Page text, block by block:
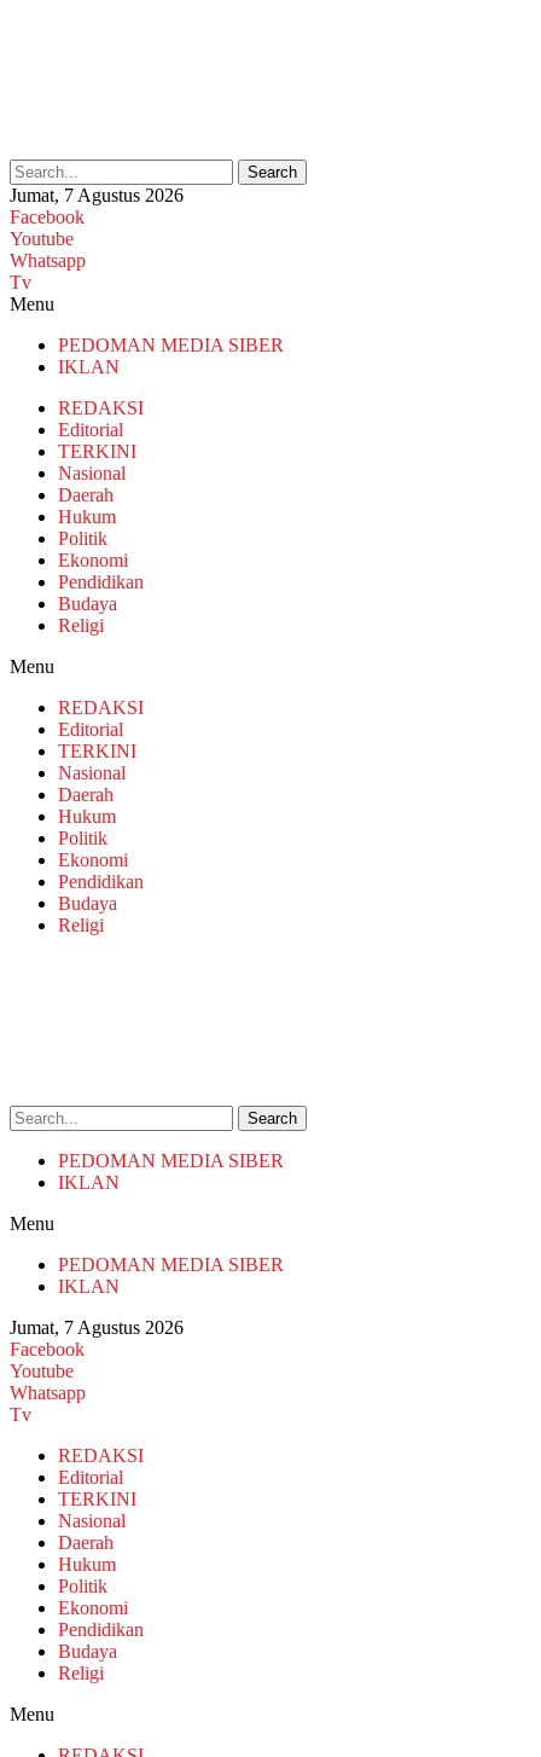
Search
Jumat, 7 Agustus 2026
Facebook
Youtube
Whatsapp
Tv
Menu
PEDOMAN MEDIA SIBER
IKLAN
REDAKSI
Editorial
TERKINI
Nasional
Daerah
Hukum
Politik
Ekonomi
Pendidikan
Budaya
Religi
Menu
REDAKSI
Editorial
TERKINI
Nasional
Daerah
Hukum
Politik
Ekonomi
Pendidikan
Budaya
Religi
Search
PEDOMAN MEDIA SIBER
IKLAN
Menu
PEDOMAN MEDIA SIBER
IKLAN
Jumat, 7 Agustus 2026
Facebook
Youtube
Whatsapp
Tv
REDAKSI
Editorial
TERKINI
Nasional
Daerah
Hukum
Politik
Ekonomi
Pendidikan
Budaya
Religi
Menu